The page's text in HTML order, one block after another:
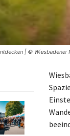
| © Wiesbadener